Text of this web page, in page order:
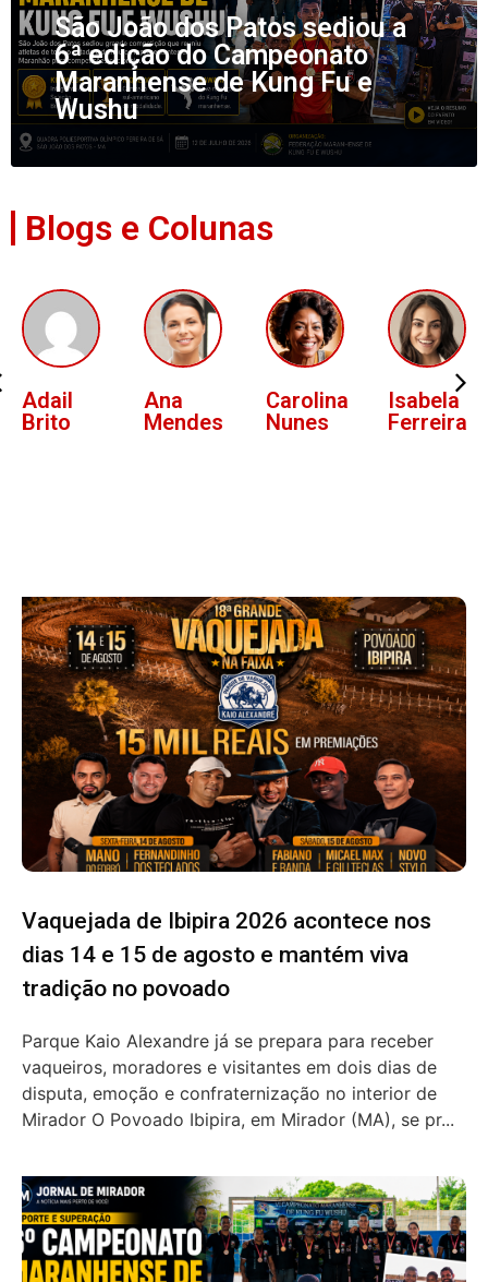
São João dos Patos sediou a
6ª edição do Campeonato
Maranhense de Kung Fu e
Wushu
Blogs e Colunas
Ana
Mendes
Carolina
Nunes
Isabela
Ferreira
Lucas
Oliveira
Vaquejada de Ibipira 2026 acontece nos
dias 14 e 15 de agosto e mantém viva
tradição no povoado
Parque Kaio Alexandre já se prepara para receber
vaqueiros, moradores e visitantes em dois dias de
disputa, emoção e confraternização no interior de
Mirador O Povoado Ibipira, em Mirador (MA), se pr...